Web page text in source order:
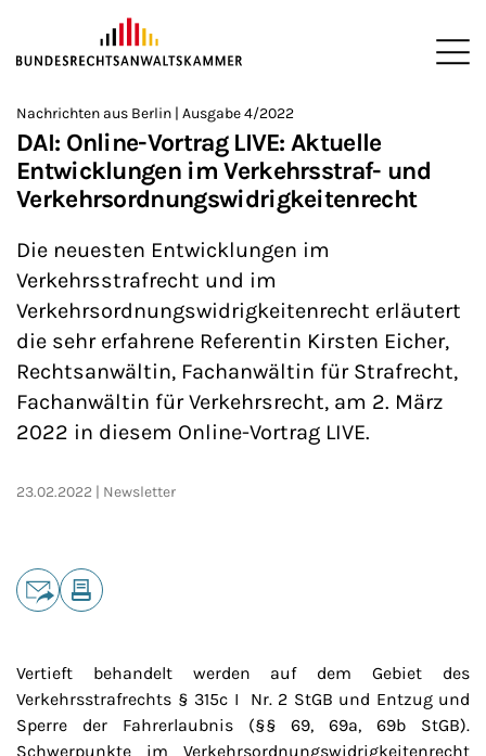
ZUM HAUPTINHALT SPRINGEN
Sie befinden sich hier:
>
Startseite
>
Newsroom
>
Newsletter
>
Nachrichten aus Berlin | Ausgabe 4/2022
DAI: Online-Vortrag LIVE: Aktuelle
Entwicklungen im Verkehrsstraf- und
Verkehrsordnungswidrigkeitenrecht
Die neuesten Entwicklungen im
Verkehrsstrafrecht und im
Verkehrsordnungswidrigkeitenrecht erläutert
die sehr erfahrene Referentin Kirsten Eicher,
Rechtsanwältin, Fachanwältin für Strafrecht,
Fachanwältin für Verkehrsrecht, am 2. März
2022 in diesem Online-Vortrag LIVE.
23.02.2022 Newsletter
Teilen
Vertieft behandelt werden auf dem Gebiet des
Verkehrsstrafrechts § 315c I Nr. 2 StGB und Entzug und
Sperre der Fahrerlaubnis (§§ 69, 69a, 69b StGB).
Schwerpunkte im Verkehrsordnungswidrigkeitenrecht